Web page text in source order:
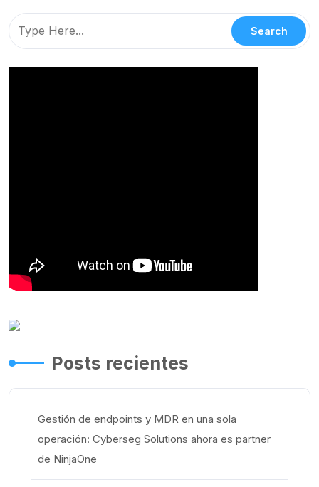
Posts recientes
Gestión de endpoints y MDR en una sola
operación: Cyberseg Solutions ahora es partner
de NinjaOne